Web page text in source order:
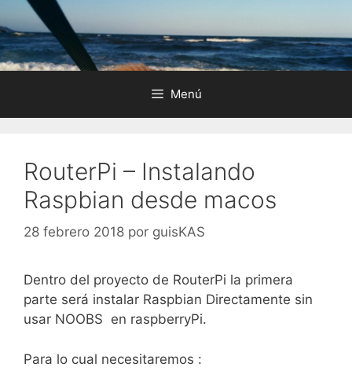
Saltar
al
contenido
Menú
RouterPi – Instalando
Raspbian desde macos
28 febrero 2018 por guisKAS
Dentro del proyecto de RouterPi la primera
parte será instalar Raspbian Directamente sin
usar NOOBS en raspberryPi.
Para lo cual necesitaremos :